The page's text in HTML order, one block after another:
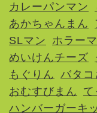
カレーパンマン
あかちゃんまん
SLマン
ホラー
めいけんチーズ
もぐりん バタコ
おむすびまん
ハンバーガーキ